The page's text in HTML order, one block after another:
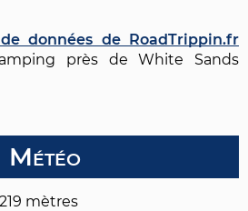
données de RoadTrippin.fr
près de White Sands
Météo
mètres